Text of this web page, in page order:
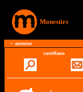
Monestirs
< anterior
castellano